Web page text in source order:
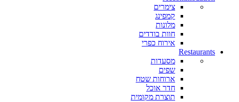
צימרים
קמפינג
מלונות
חוות בודדים
אירוח כפרי
Restaurants
מסעדות
שפים
ארוחות שטח
חדר אוכל
תוצרת מקומית